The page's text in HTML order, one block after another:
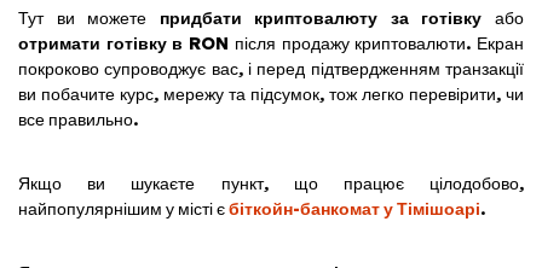
Тут ви можете придбати криптовалюту за готівку або
отримати готівку в RON після продажу криптовалюти. Екран
покроково супроводжує вас, і перед підтвердженням транзакції
ви побачите курс, мережу та підсумок, тож легко перевірити, чи
все правильно.
Якщо ви шукаєте пункт, що працює цілодобово,
найпопулярнішим у місті єбіткойн-банкомат у Тімішоарі.